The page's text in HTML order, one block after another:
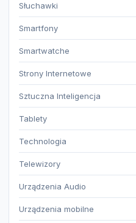
Słuchawki
Smartfony
Smartwatche
Strony Internetowe
Sztuczna Inteligencja
Tablety
Technologia
Telewizory
Urządzenia Audio
Urządzenia mobilne